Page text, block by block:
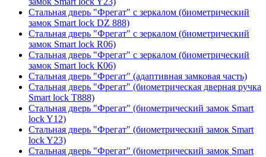
Стальная дверь "Фрегат" с зеркалом (биометрический
замок Smart lock DZ 888)
Стальная дверь "Фрегат" с зеркалом (биометрический
замок Smart lock R06)
Стальная дверь "Фрегат" с зеркалом (биометрический
замок Smart lock К06)
Стальная дверь "Фрегат" (адаптивная замковая часть)
Стальная дверь "Фрегат" (биометрическая дверная ручка
Smart lock T888)
Стальная дверь "Фрегат" (биометрический замок Smart
lock Y12)
Стальная дверь "Фрегат" (биометрический замок Smart
lock Y23)
Стальная дверь "Фрегат" (биометрический замок Smart